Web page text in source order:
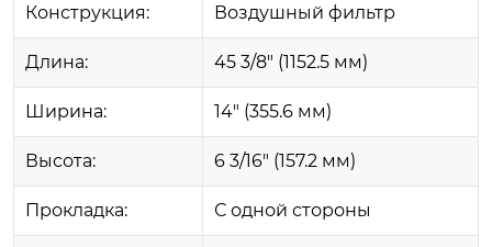
Конструкция: Воздушный фильтр
Длина: 45 3/8" (1152.5 мм)
Ширина: 14" (355.6 мм)
Высота: 6 3/16" (157.2 мм)
Прокладка: С одной стороны